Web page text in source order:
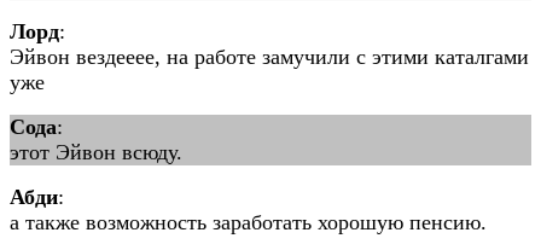
Лорд:
Эйвон вездееее, на работе замучили с этими каталгами
уже
Сода:
этот Эйвон всюду.
Абди:
а также возможность заработать хорошую пенсию.